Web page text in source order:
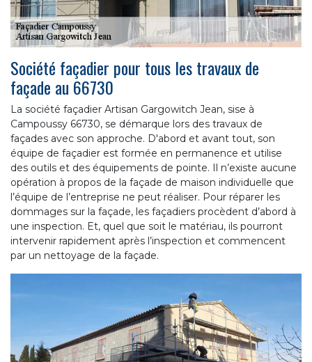
Société façadier pour tous les travaux de
façade au 66730
La société façadier Artisan Gargowitch Jean, sise à
Campoussy 66730, se démarque lors des travaux de
façades avec son approche. D'abord et avant tout, son
équipe de façadier est formée en permanence et utilise
des outils et des équipements de pointe. Il n’existe aucune
opération à propos de la façade de maison individuelle que
l’équipe de l’entreprise ne peut réaliser. Pour réparer les
dommages sur la façade, les façadiers procèdent d’abord à
une inspection. Et, quel que soit le matériau, ils pourront
intervenir rapidement après l’inspection et commencent
par un nettoyage de la façade.